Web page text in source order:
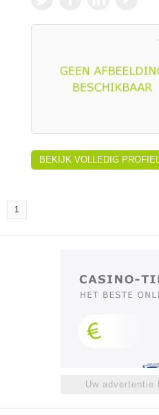
BEKIJK VOLLEDIG
1
Uw advertentie